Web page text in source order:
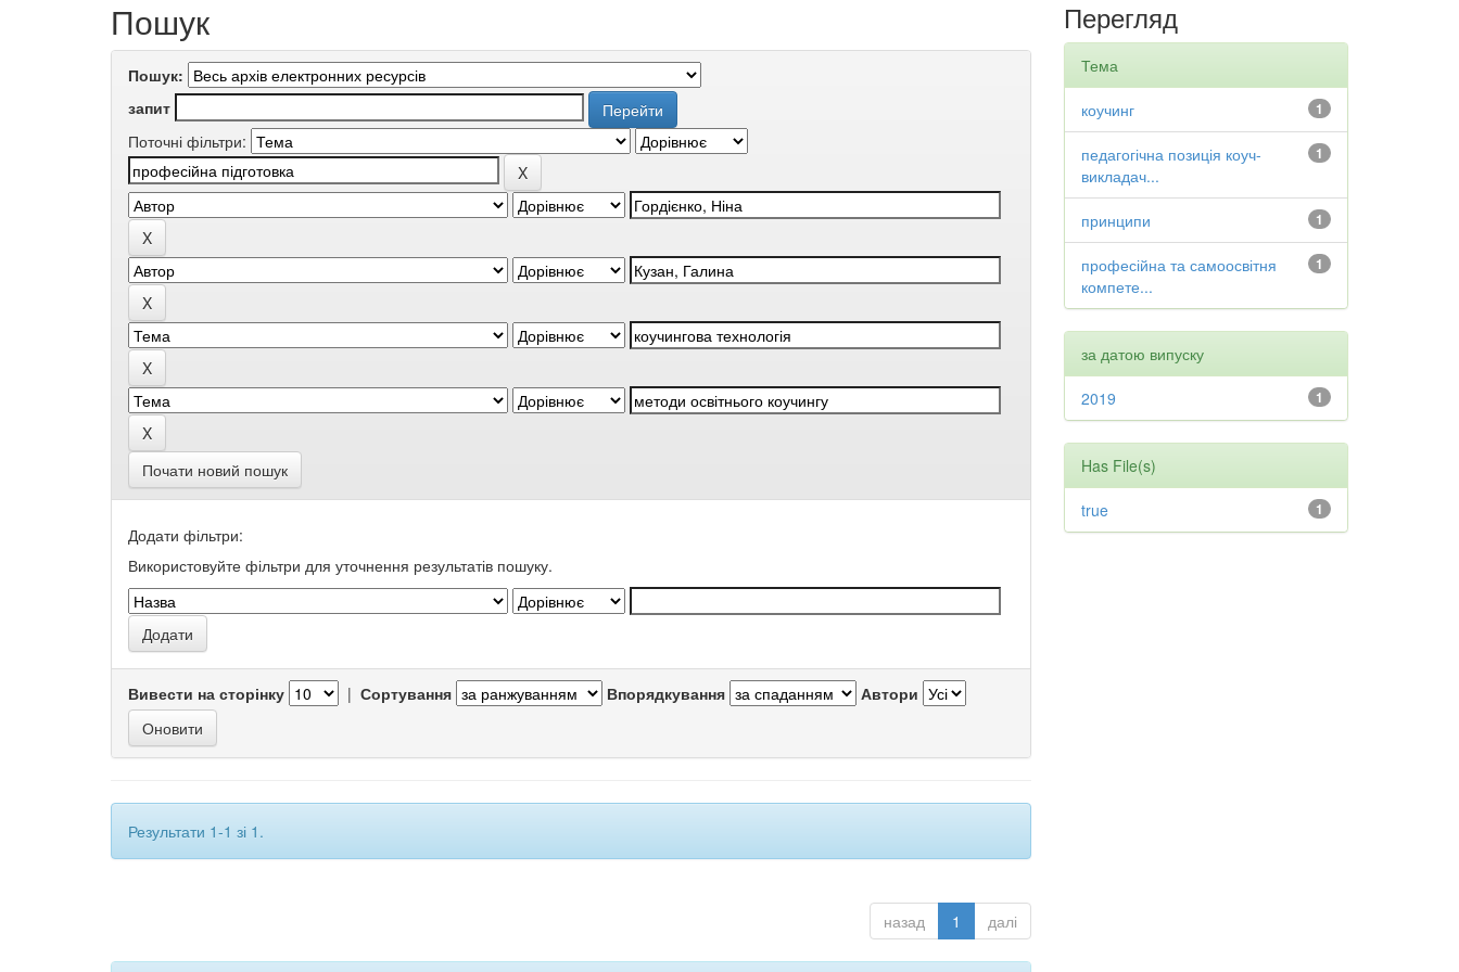
Пошук
Пошук:
запит
Поточні фільтри:
Почати новий пошук
Додати фільтри:
Використовуйте фільтри для уточнення результатів пошуку.
Вивести на сторінку | Сортування Впорядкування Автори
Результати 1-1 зі 1.
назад 1 далі
Перегляд
Тема
1
коучинг
1
педагогічна позиція коуч-
викладач...
1
принципи
1
професійна та самоосвітня
компете...
за датою випуску
1
2019
Has File(s)
1
true